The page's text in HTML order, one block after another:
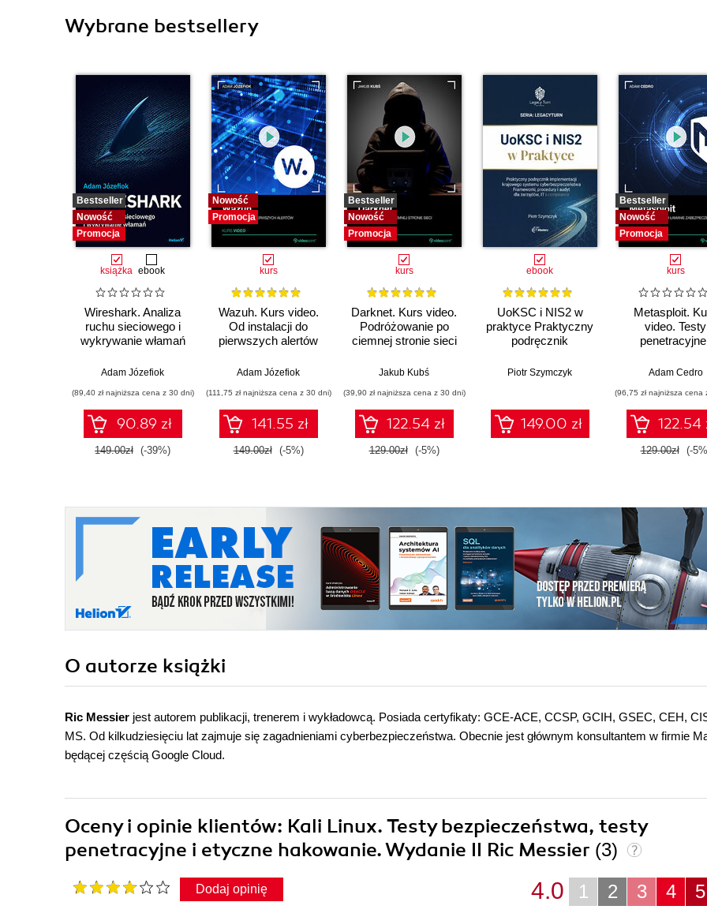
Wybrane bestsellery
Bestseller
Nowość
Promocja
książka ebook
Wireshark. Analiza
ruchu sieciowego i
wykrywanie włamań
Adam Józefiok
(89,40 zł najniższa cena z 30 dni)
90.89 zł
149.00zł (-39%)
Nowość
Promocja
kurs
Wazuh. Kurs video.
Od instalacji do
pierwszych alertów
Adam Józefiok
(111,75 zł najniższa cena z 30 dni)
141.55 zł
149.00zł (-5%)
Bestseller
Nowość
Promocja
kurs
Darknet. Kurs video.
Podróżowanie po
ciemnej stronie sieci
Jakub Kubś
(39,90 zł najniższa cena z 30 dni)
122.54 zł
129.00zł (-5%)
ebook
UoKSC i NIS2 w
praktyce Praktyczny
podręcznik
Krajowego Systemu
procedury, audyt dla
zarządów, IT i
compliance
Piotr Szymczyk
149.00 zł
Bestseller
Nowość
Promocja
kurs
Metasploit.
video. Testy
zabezpieczeń
Adam Cedro
(96,75 zł najniższa cena
122.54
129.00zł (-
O autorze książki
Ric Messier jest autorem publikacji, trenerem i wykładowcą. Posiada certyfikaty: GCE-ACE, CCSP, GCIH, GSEC, CEH,
MS. Od kilkudziesięciu lat zajmuje się zagadnieniami cyberbezpieczeństwa. Obecnie jest głównym konsultantem w firmie
będącej częścią Google Cloud.
Oceny i opinie klientów: Kali Linux. Testy bezpieczeństwa, testy
penetracyjne i etyczne hakowanie. Wydanie II Ric Messier (3)
Dodaj opinię 5
4
3
2
1
4.0